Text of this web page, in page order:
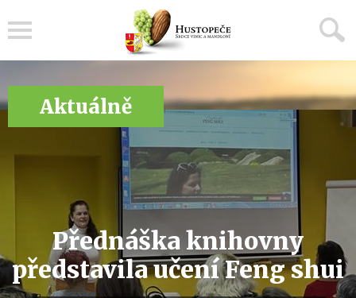
Aktuálně
Přednáška knihovny
představila učení Feng shui